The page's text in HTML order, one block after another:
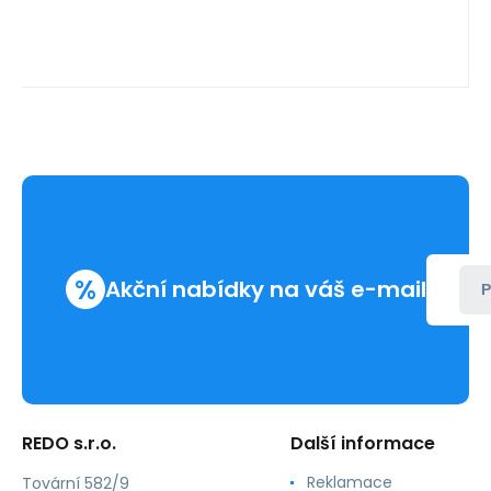
% Akční nabídky na váš e-mail
REDO s.r.o.
Tovární 582/9
Další informace
Reklamace